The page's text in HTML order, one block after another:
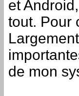
et
tout. Pour
de mon